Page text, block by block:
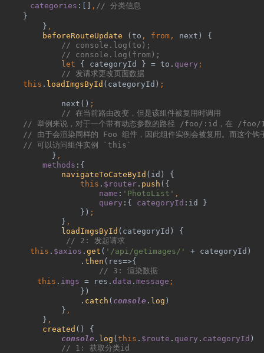
categories :[] , // 分类信息
}
} ,
beforeRouteUpdate
(to , from, next) {
// console.log(to);
// console.log(from);
let { categoryId } = to. query ;
// 发请求更改页面数据
this . loadImgsById (categoryId) ;
next() ;
// 在当前路由改变，但是该组件被复用时调用
// 举例来说，对于一个带有动态参数的路径 /foo/:id ，在 /
// 由于会渲染同样的 Foo 组件，因此组件实例会被复用。而这个钩
// 可以访问组件实例
`this`
} ,
methods :{
navigateToCateById (id) {
this . $router . push ({
name : 'PhotoList' ,
query :{ categoryId :id }
}) ;
} ,
loadImgsById (categoryId) {
// 2: 发起请求
this . $axios . get ( '/api/getimages/' + categoryId)
. then (res=>{
// 3: 渲染数据
this . imgs = res. data . message ;
})
. catch ( console . log )
} ,
} ,
created () {
console . log ( this . $route . query . categoryId )
// 1: 获取分类id